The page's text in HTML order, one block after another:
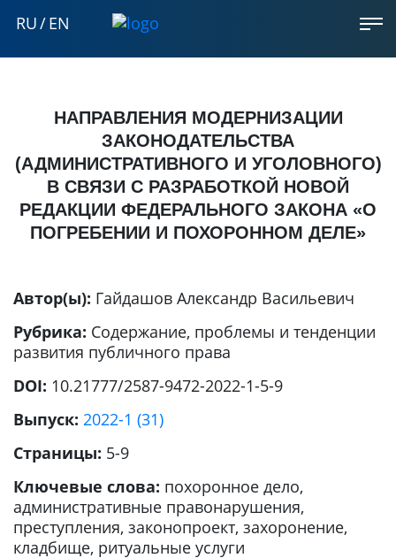
RU/EN
НАПРАВЛЕНИЯ МОДЕРНИЗАЦИИ
ЗАКОНОДАТЕЛЬСТВА
(АДМИНИСТРАТИВНОГО И УГОЛОВНОГО)
В СВЯЗИ С РАЗРАБОТКОЙ НОВОЙ
РЕДАКЦИИ ФЕДЕРАЛЬНОГО ЗАКОНА «О
ПОГРЕБЕНИИ И ПОХОРОННОМ ДЕЛЕ»
Автор(ы): Гайдашов Александр Васильевич
Рубрика: Содержание, проблемы и тенденции
развития публичного права
DOI: 10.21777/2587-9472-2022-1-5-9
Выпуск: 2022-1 (31)
Страницы: 5-9
Ключевые слова: похоронное дело,
административные правонарушения,
преступления, законопроект, захоронение,
кладбище, ритуальные услуги